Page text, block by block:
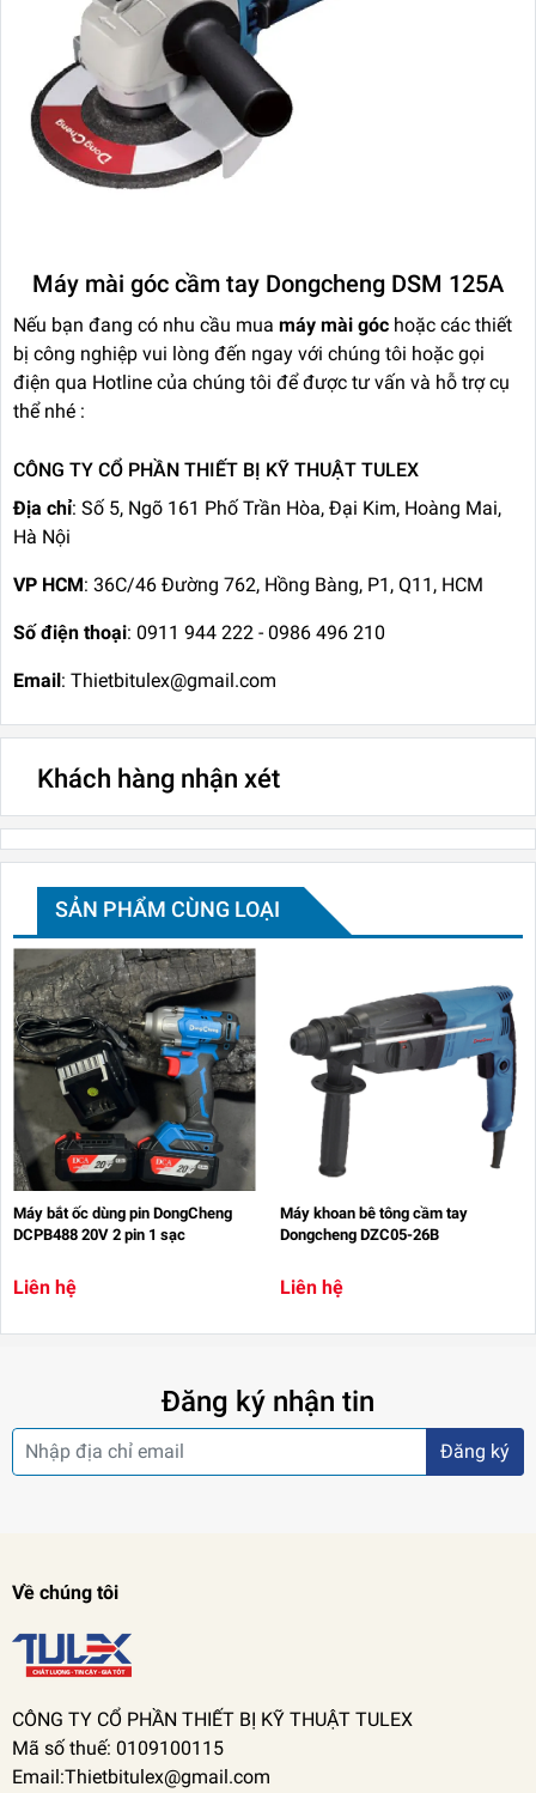
Máy mài góc cầm tay Dongcheng DSM 125A
Nếu bạn đang có nhu cầu mua máy mài góc hoặc các thiết
bị công nghiệp vui lòng đến ngay với chúng tôi hoặc gọi
điện qua Hotline của chúng tôi để được tư vấn và hỗ trợ cụ
thể nhé :
CÔNG TY CỔ PHẦN THIẾT BỊ KỸ THUẬT TULEX
Địa chỉ: Số 5, Ngõ 161 Phố Trần Hòa, Đại Kim, Hoàng Mai,
Hà Nội
VP HCM: 36C/46 Đường 762, Hồng Bàng, P1, Q11, HCM
Số điện thoại: 0911 944 222 - 0986 496 210
Email : Thietbitulex@gmail.com
Khách hàng nhận xét
SẢN PHẨM CÙNG LOẠI
Máy bắt ốc dùng pin DongCheng
DCPB488 20V 2 pin 1 sạc
Liên hệ
Máy khoan bê tông cầm tay
Dongcheng DZC05-26B
Liên hệ
Đăng ký nhận tin
Đăng ký
Về chúng tôi
CÔNG TY CỔ PHẦN THIẾT BỊ KỸ THUẬT TULEX
Mã số thuế: 0109100115
Email:Thietbitulex@gmail.com